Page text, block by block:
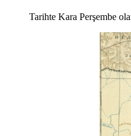
Tarihte Kara Perşembe